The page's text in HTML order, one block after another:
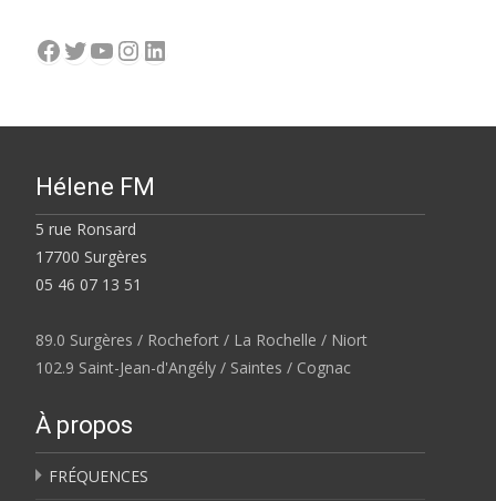
Facebook
Twitter
YouTube
Instagram
LinkedIn
Hélene FM
5 rue Ronsard
17700 Surgères
05 46 07 13 51
89.0 Surgères / Rochefort / La Rochelle / Niort
102.9 Saint-Jean-d'Angély / Saintes / Cognac
À propos
FRÉQUENCES